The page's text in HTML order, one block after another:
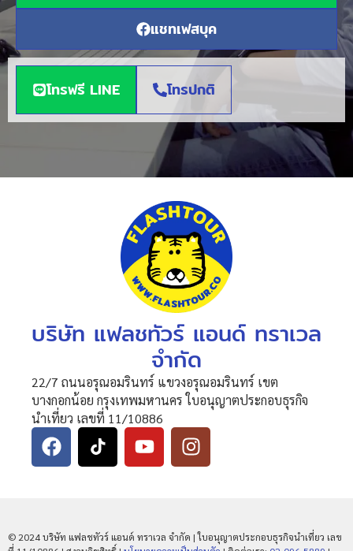
แชทเฟสบุค
โทรฟรี LINE โทรปกติ
บริษัท แฟลชทัวร์ แอนด์ ทราเวล
จำกัด
22/7 ถนนอรุณอมรินทร์ แขวงอรุณอมรินทร์ เขต
บางกอกน้อย กรุงเทพมหานคร ใบอนุญาตประกอบธุรกิจ
นำเที่ยว เลขที่ 11/10886
© 2024 บริษัท แฟลชทัวร์ แอนด์ ทราเวล จำกัด | ใบอนุญาตประกอบธุรกิจนำเที่ยว เลข